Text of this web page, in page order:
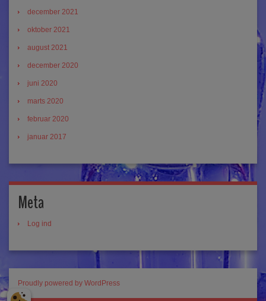
december 2021
oktober 2021
august 2021
december 2020
juni 2020
marts 2020
februar 2020
januar 2017
Meta
Log ind
Proudly powered by WordPress